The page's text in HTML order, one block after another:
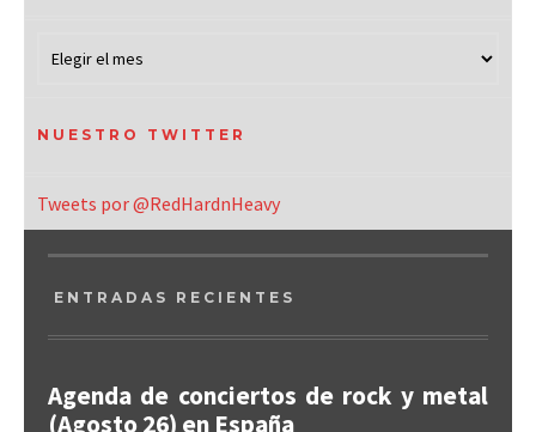
NUESTRO TWITTER
Tweets por @RedHardnHeavy
ENTRADAS RECIENTES
Agenda de conciertos de rock y metal
(Agosto 26) en España